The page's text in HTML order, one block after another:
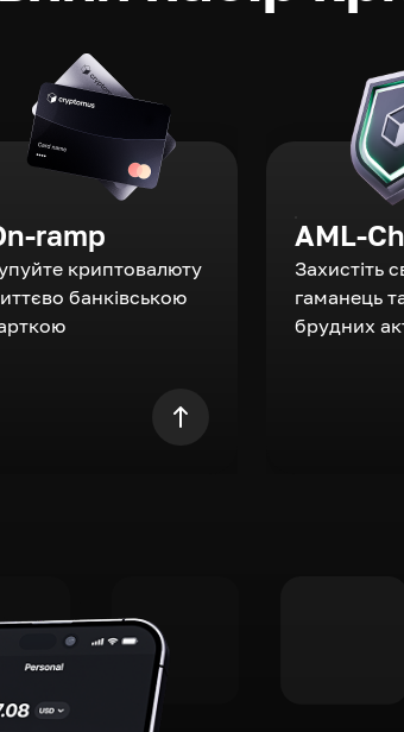
ramp
криптовалюту
банківською
AML-
Захистіть
гаманець
брудних